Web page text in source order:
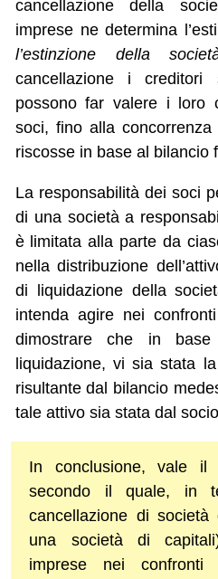
cancellazione della
imprese ne determina
l’estinzione della
cancellazione i creditori
possono far valere i loro
soci, fino alla
riscosse in base al bilancio
La responsabilità dei soci
di una società a
è limitata alla parte da
nella distribuzione
di liquidazione della
intenda agire nei
dimostrare che in
liquidazione, vi sia stata
risultante dal bilancio
tale attivo sia stata dal
In conclusione, vale
secondo il quale, in
cancellazione di
una società di
imprese nei confronti